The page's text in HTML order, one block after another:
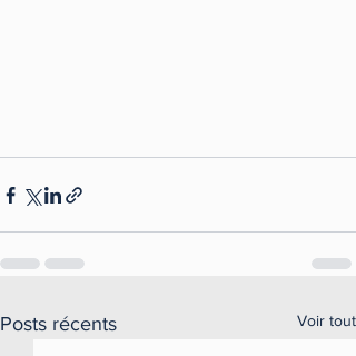
Posts récents Voir tout